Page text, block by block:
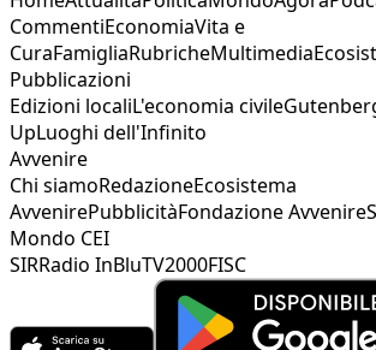
CommentiEconomiaVita e
CuraFamigliaRubricheMultimedia
Pubblicazioni
Edizioni localiL'economia civile
UpLuoghi dell'Infinito
Avvenire
Chi siamoRedazioneEcosistema
AvvenirePubblicitàFondazione Avvenire
Mondo CEI
SIRRadio InBluTV2000FISC